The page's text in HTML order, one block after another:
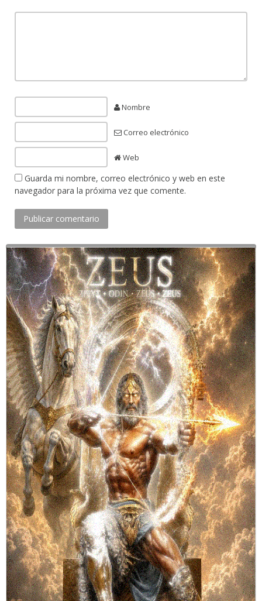
Nombre
Correo electrónico
Web
Guarda mi nombre, correo electrónico y web en este
navegador para la próxima vez que comente.